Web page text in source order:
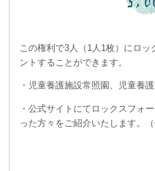
この権利で3人（1人1枚）にロ
ントすることができます。
・児童養護施設常照園、児童養
・公式サイトにてロックスフォ
った方々をご紹介いたします。